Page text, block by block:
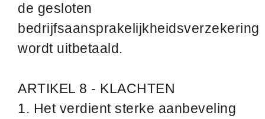
de gesloten
bedrijfsaansprakelijkheidsverzekering
wordt uitbetaald.
ARTIKEL 8 - KLACHTEN
1. Het verdient sterke aanbeveling